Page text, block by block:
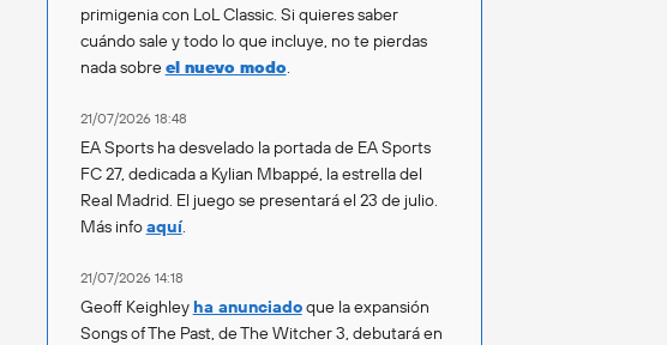
primigenia con LoL Classic. Si quieres saber
cuándo sale y todo lo que incluye, no te pierdas
nada sobreel nuevo modo.
21/07/2026 18:48
EA Sports ha desvelado la portada de EA Sports
FC 27, dedicada a Kylian Mbappé, la estrella del
Real Madrid. El juego se presentará el 23 de julio.
Más infoaquí.
21/07/2026 14:18
Geoff Keighley ha anunciadoque la expansión
Songs of The Past, de The Witcher 3, debutará en